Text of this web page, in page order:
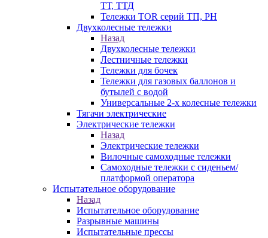
ТТ, ТТД
Тележки TOR серий ТП, PH
Двухколесные тележки
Назад
Двухколесные тележки
Лестничные тележки
Тележки для бочек
Тележки для газовых баллонов и
бутылей с водой
Универсальные 2-х колесные тележки
Тягачи электрические
Электрические тележки
Назад
Электрические тележки
Вилочные самоходные тележки
Самоходные тележки с сиденьем/
платформой оператора
Испытательное оборудование
Назад
Испытательное оборудование
Разрывные машины
Испытательные прессы